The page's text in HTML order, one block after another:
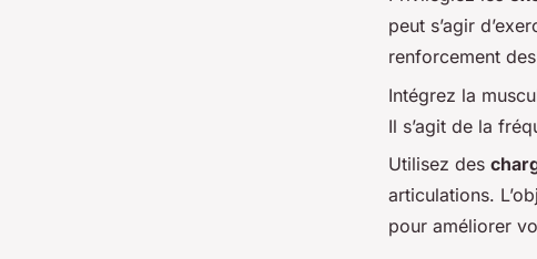
peut s’agir
renforcement
Intégrez la
Il s’agit de la
Utilisez des
articulations.
pour améliorer